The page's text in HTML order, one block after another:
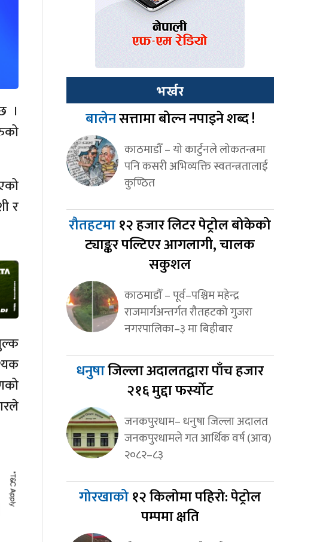
।
र
भर्खर
बालेनसत्तामा बोल्न नपाइने शब्द !
काठमाडौँ – यो कार्टुनले लोकतन्त्रमा
पनि कसरी अभिव्यक्ति स्वतन्त्रतालाई
कुण्ठित
रौतहटमा१२ हजार लिटर पेट्रोल बोकेको
ट्याङ्कर पल्टिएर आगलागी, चालक
सकुशल
काठमाडौँ – पूर्व–पश्चिम महेन्द्र
राजमार्गअन्तर्गत रौतहटको गुजरा
नगरपालिका–३ मा बिहीबार
धनुषाजिल्ला अदालतद्वारा पाँच हजार
२१६ मुद्दा फर्स्योट
जनकपुरधाम– धनुषा जिल्ला अदालत
जनकपुरधामले गत आर्थिक वर्ष (आव)
२०८२–८३
गोरखाको१२ किलोमा पहिरो: पेट्रोल
पम्पमा क्षति